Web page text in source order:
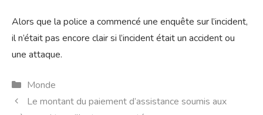
Alors que la police a commencé une enquête sur l’incident,
il n’était pas encore clair si l’incident était un accident ou
une attaque.
Catégories
Monde
Le montant du paiement d’assistance soumis aux